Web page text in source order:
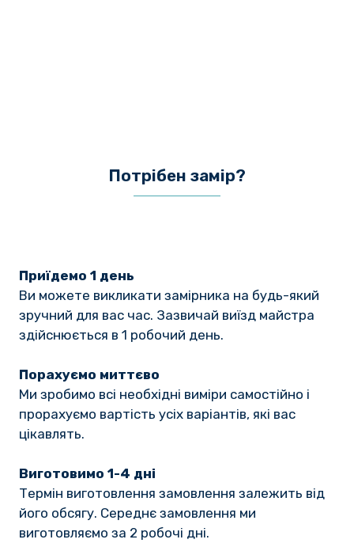
Потрібен замір?
Приїдемо 1 день
Ви можете викликати замірника на будь-який
зручний для вас час. Зазвичай виїзд майстра
здійснюється в 1 робочий день.
Порахуємо миттєво
Ми зробимо всі необхідні виміри самостійно і
прорахуємо вартість усіх варіантів, які вас
цікавлять.
Виготовимо 1-4 дні
Термін виготовлення замовлення залежить від
його обсягу. Середнє замовлення ми
виготовляємо за 2 робочі дні.